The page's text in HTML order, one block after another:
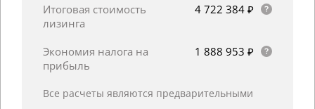
Итоговая стоимость
лизинга
4 722 384 ₽
Экономия налога на
прибыль
1 888 953 ₽
Все расчеты являются предварительными